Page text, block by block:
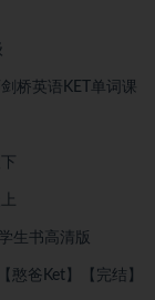
桥英语KET单词课
生书高清版
憨爸Ket】【完结】